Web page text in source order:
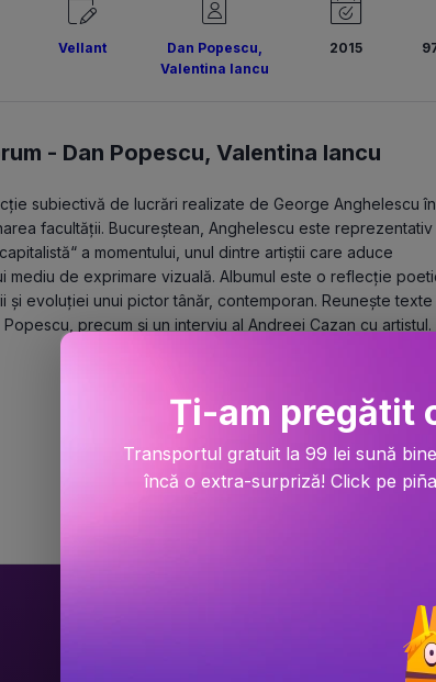
Vellant Dan Popescu,
Valentina Iancu
2015
- Dan Popescu, Valentina Iancu
subiectivă de lucrări realizate de George Anghelescu în
facultăţii. Bucureştean, Anghelescu este reprezentativ
a momentului, unul dintre artiştii care aduce
mediu de exprimare vizuală. Albumul este o reflecţie
şi evoluţiei unui pictor tânăr, contemporan. Reuneşte texte
precum şi un interviu al Andreei Cazan cu artistul.
Ți-am pregătit
Transportul gratuit la 99 lei sună
încă o extra-surpriză! Click pe